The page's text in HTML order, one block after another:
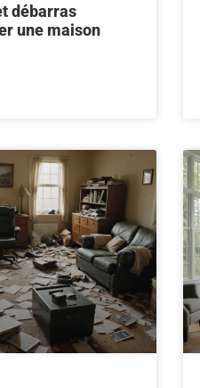
débarras
une maison